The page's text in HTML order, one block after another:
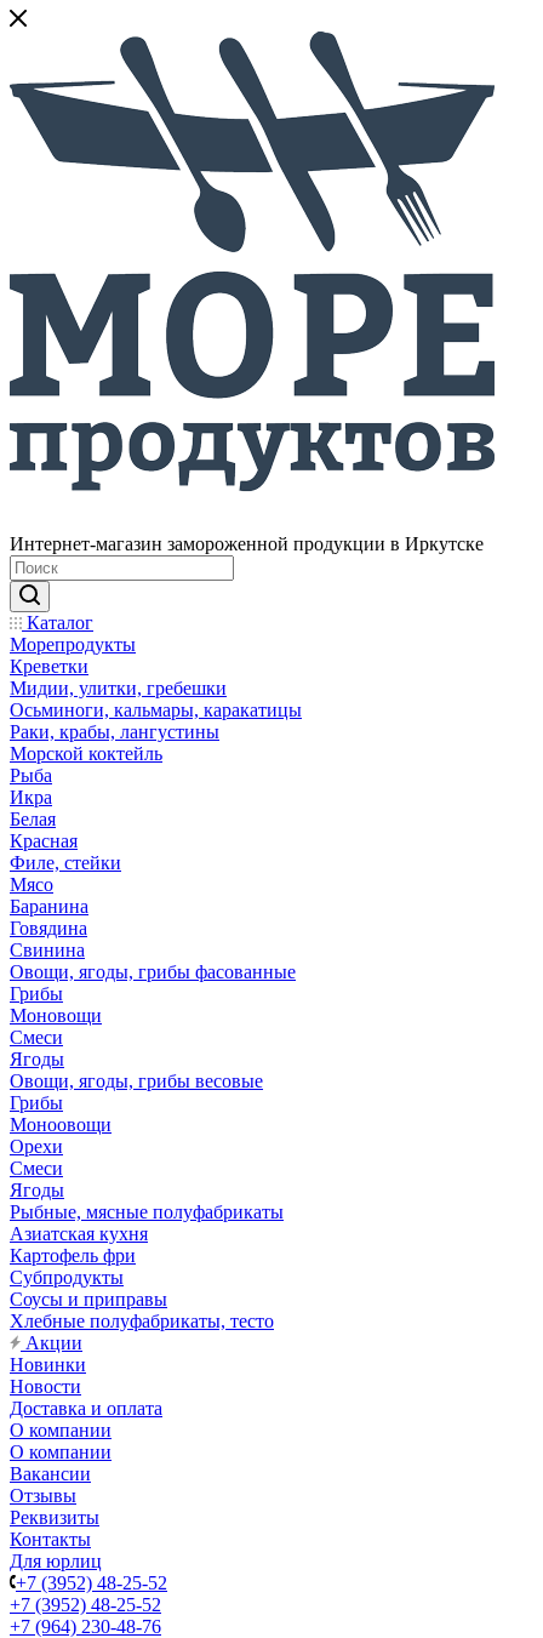
Интернет-магазин замороженной продукции в Иркутске
Каталог
Морепродукты
Креветки
Мидии, улитки, гребешки
Осьминоги, кальмары, каракатицы
Раки, крабы, лангустины
Морской коктейль
Рыба
Икра
Белая
Красная
Филе, стейки
Мясо
Баранина
Говядина
Свинина
Овощи, ягоды, грибы фасованные
Грибы
Моновощи
Смеси
Ягоды
Овощи, ягоды, грибы весовые
Грибы
Моноовощи
Орехи
Смеси
Ягоды
Рыбные, мясные полуфабрикаты
Азиатская кухня
Картофель фри
Субпродукты
Соусы и приправы
Хлебные полуфабрикаты, тесто
Акции
Новинки
Новости
Доставка и оплата
О компании
О компании
Вакансии
Отзывы
Реквизиты
Контакты
Для юрлиц
+7 (3952) 48-25-52
+7 (3952) 48-25-52
+7 (964) 230-48-76